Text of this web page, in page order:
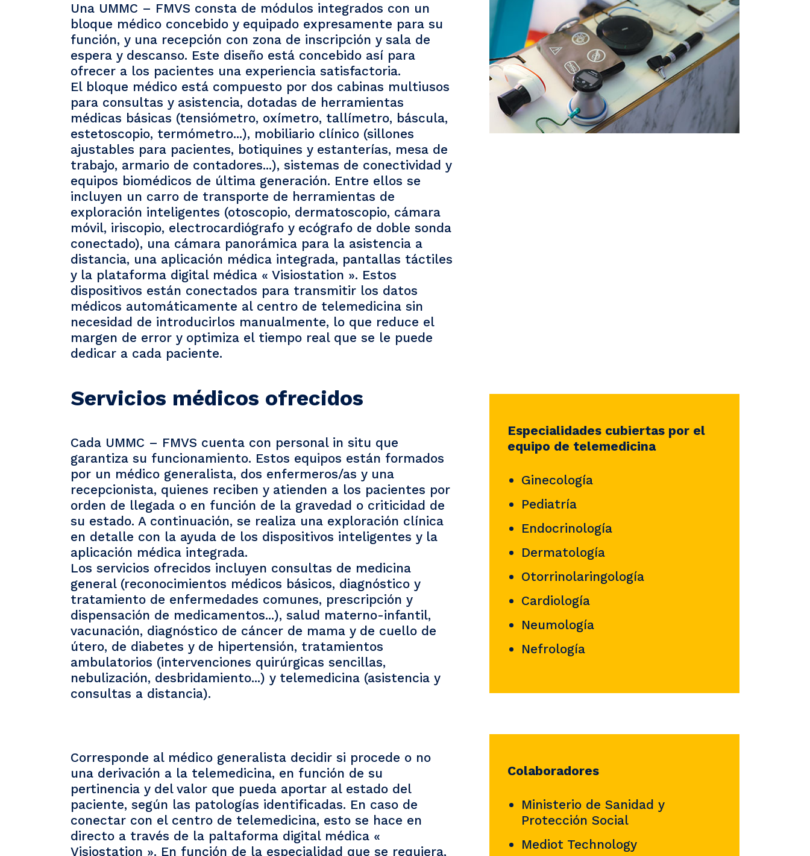
Una UMMC – FMVS consta de módulos integrados con un
bloque médico concebido y equipado expresamente para su
función, y una recepción con zona de inscripción y sala de
espera y descanso. Este diseño está concebido así para
ofrecer a los pacientes una experiencia satisfactoria.
El bloque médico está compuesto por dos cabinas multiusos
para consultas y asistencia, dotadas de herramientas
médicas básicas (tensiómetro, oxímetro, tallímetro, báscula,
estetoscopio, termómetro...), mobiliario clínico (sillones
ajustables para pacientes, botiquines y estanterías, mesa de
trabajo, armario de contadores...), sistemas de conectividad y
equipos biomédicos de última generación. Entre ellos se
incluyen un carro de transporte de herramientas de
exploración inteligentes (otoscopio, dermatoscopio, cámara
móvil, iriscopio, electrocardiógrafo y ecógrafo de doble sonda
conectado), una cámara panorámica para la asistencia a
distancia, una aplicación médica integrada, pantallas táctiles
y la plataforma digital médica « Visiostation ». Estos
dispositivos están conectados para transmitir los datos
médicos automáticamente al centro de telemedicina sin
necesidad de introducirlos manualmente, lo que reduce el
margen de error y optimiza el tiempo real que se le puede
dedicar a cada paciente.
Servicios médicos ofrecidos
Cada UMMC – FMVS cuenta con personal in situ que
garantiza su funcionamiento. Estos equipos están formados
por un médico generalista, dos enfermeros/as y una
recepcionista, quienes reciben y atienden a los pacientes por
orden de llegada o en función de la gravedad o criticidad de
su estado. A continuación, se realiza una exploración clínica
en detalle con la ayuda de los dispositivos inteligentes y la
aplicación médica integrada.
Los servicios ofrecidos incluyen consultas de medicina
general (reconocimientos médicos básicos, diagnóstico y
tratamiento de enfermedades comunes, prescripción y
dispensación de medicamentos...), salud materno-infantil,
vacunación, diagnóstico de cáncer de mama y de cuello de
útero, de diabetes y de hipertensión, tratamientos
ambulatorios (intervenciones quirúrgicas sencillas,
nebulización, desbridamiento...) y telemedicina (asistencia y
consultas a distancia).
Especialidades cubiertas por el
equipo de telemedicina
Ginecología
Pediatría
Endocrinología
Dermatología
Otorrinolaringología
Cardiología
Neumología
Nefrología
Corresponde al médico generalista decidir si procede o no
una derivación a la telemedicina, en función de su
pertinencia y del valor que pueda aportar al estado del
paciente, según las patologías identificadas. En caso de
conectar con el centro de telemedicina, esto se hace en
directo a través de la paltaforma digital médica «
Visiostation ». En función de la especialidad que se requiera,
Colaboradores
Ministerio de Sanidad y
Protección Social
Mediot Technology